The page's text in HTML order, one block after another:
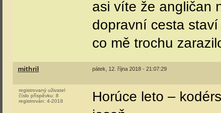
asi víte že angličan
dopravní cesta
co mě trochu
mithril pátek, 12. října 2018 - 21:07:29
registrovaný uživatel
číslo příspěvku: 8
registrován: 4-2018
Horúce leto –